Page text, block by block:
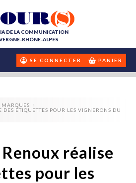
DE LA COMMUNICATION
RHÔNE-ALPES
SE CONNECTER PANIER
MARQUES
ÉTIQUETTES POUR LES VIGNERONS DU
réalise
pour les